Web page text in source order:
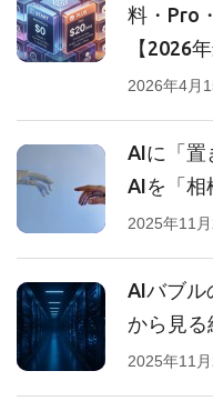
料・Pro
【2026
2026年4月
AIに「置
AIを「相
2025年11
AIバブル
から見る
2025年11